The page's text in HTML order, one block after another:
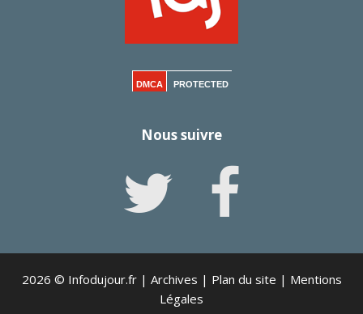
DMCA PROTECTED
Nous suivre
2026 © Infodujour.fr | Archives | Plan du site | Mentions
Légales